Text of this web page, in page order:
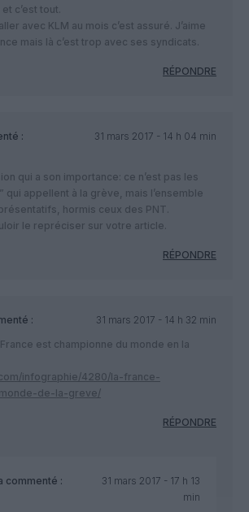
c’est tout.
avec KLM au mois c’est assuré. J’aime
mais là c’est trop avec ses syndicats.
RÉPONDRE
:
31 mars 2017 - 14 h 04 min
qui a son importance: ce n’est pas les
qui appellent à la grève, mais l’ensemble
hormis ceux des PNT.
le repréciser sur votre article.
RÉPONDRE
:
31 mars 2017 - 14 h 32 min
est championne du monde en la
infographie/4280/la-france-
de-la-greve/
RÉPONDRE
commenté :
31 mars 2017 - 17 h 13
min